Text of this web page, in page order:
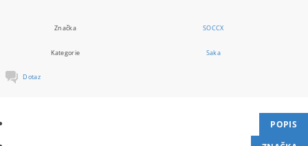
Značka SOCCX
Kategorie Saka
Dotaz
POPIS